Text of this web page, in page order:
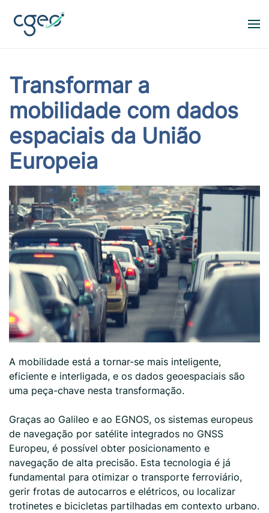
Skip to main content
Transformar a
mobilidade com dados
espaciais da União
Europeia
A mobilidade está a tornar-se mais inteligente,
eficiente e interligada, e os dados geoespaciais são
uma peça-chave nesta transformação.
Graças ao Galileo e ao EGNOS, os sistemas europeus
de navegação por satélite integrados no GNSS
Europeu, é possível obter posicionamento e
navegação de alta precisão. Esta tecnologia é já
fundamental para otimizar o transporte ferroviário,
gerir frotas de autocarros e elétricos, ou localizar
trotinetes e bicicletas partilhadas em contexto urbano.